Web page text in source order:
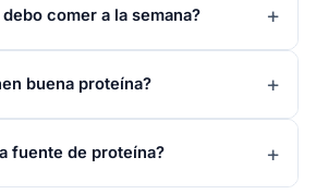
comer a la semana?
buena proteína?
fuente de proteína?